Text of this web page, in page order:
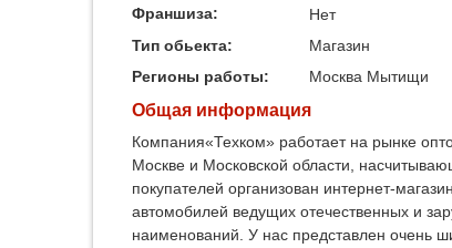
Франшиза:
Нет
Тип обьекта:
Магазин
Регионы работы:
Москва Мытищи
Общая информация
Компания«Техком» работает на рынке
Москве и Московской области,
покупателей организован интернет-
автомобилей ведущих отечественных и
наименований. У нас представлен очень